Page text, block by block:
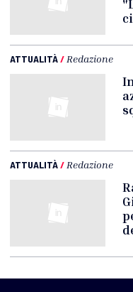
ATTUALITÀ/ Redazione
ATTUALITÀ/ Redazione